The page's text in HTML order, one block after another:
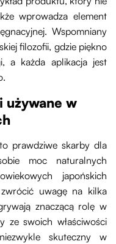
wprowadza element
Wspomniany
filozofii, gdzie piękno
a każda aplikacja jest
używane w
prawdziwe skarby dla
moc naturalnych
japońskich
uwagę na kilka
znaczącą rolę w
ze swoich właściwości
skuteczny w